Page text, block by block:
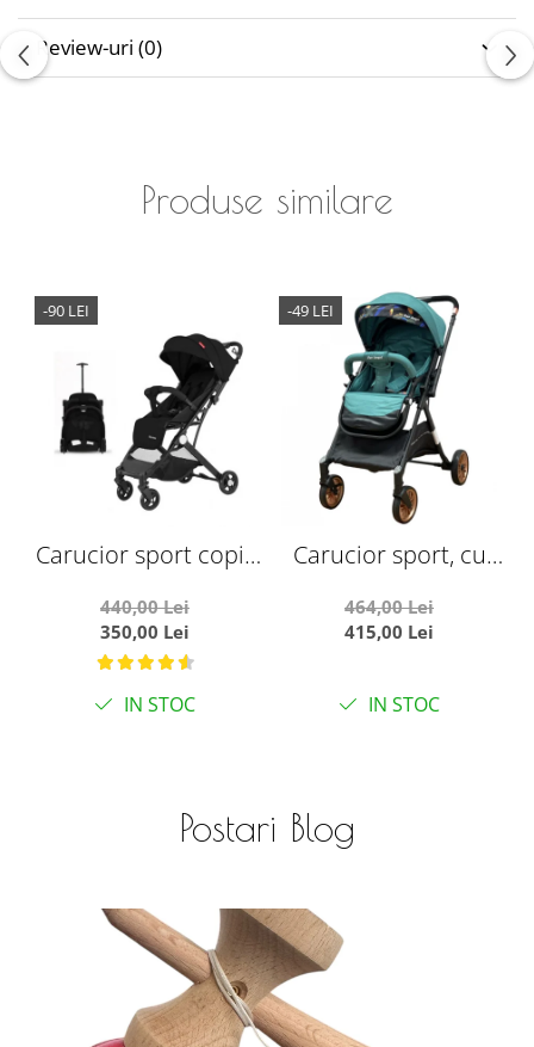
Review-uri (0)
Produse similare
-90 LEI
Carucior sport copii,
pentru avion, cu
sistem troller, C8
440,00 Lei
350,00 Lei
IN STOC
-49 LEI
Carucior sport, cu
pliabil si troler, T700
For Angel, Verde
464,00 Lei
415,00 Lei
IN STOC
Postari Blog